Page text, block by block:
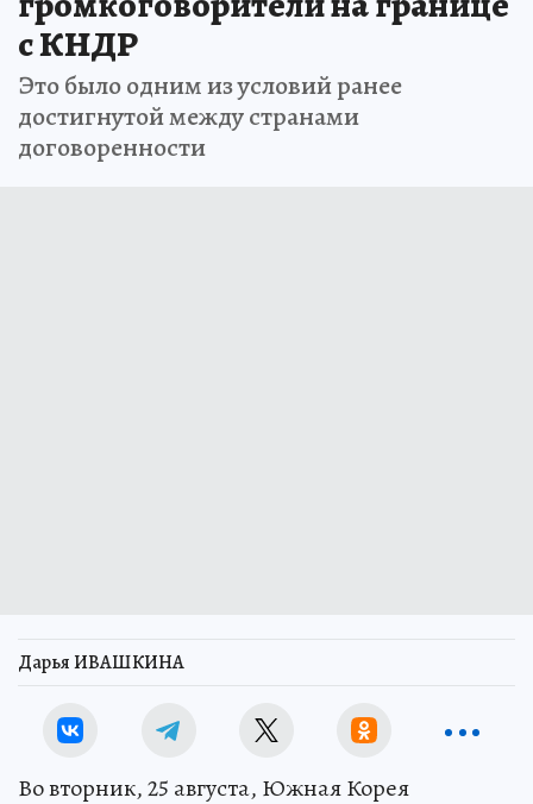
с КНДР
Это было одним из условий ранее
достигнутой между странами
договоренности
Дарья ИВАШКИНА
Во вторник, 25 августа, Южная Корея